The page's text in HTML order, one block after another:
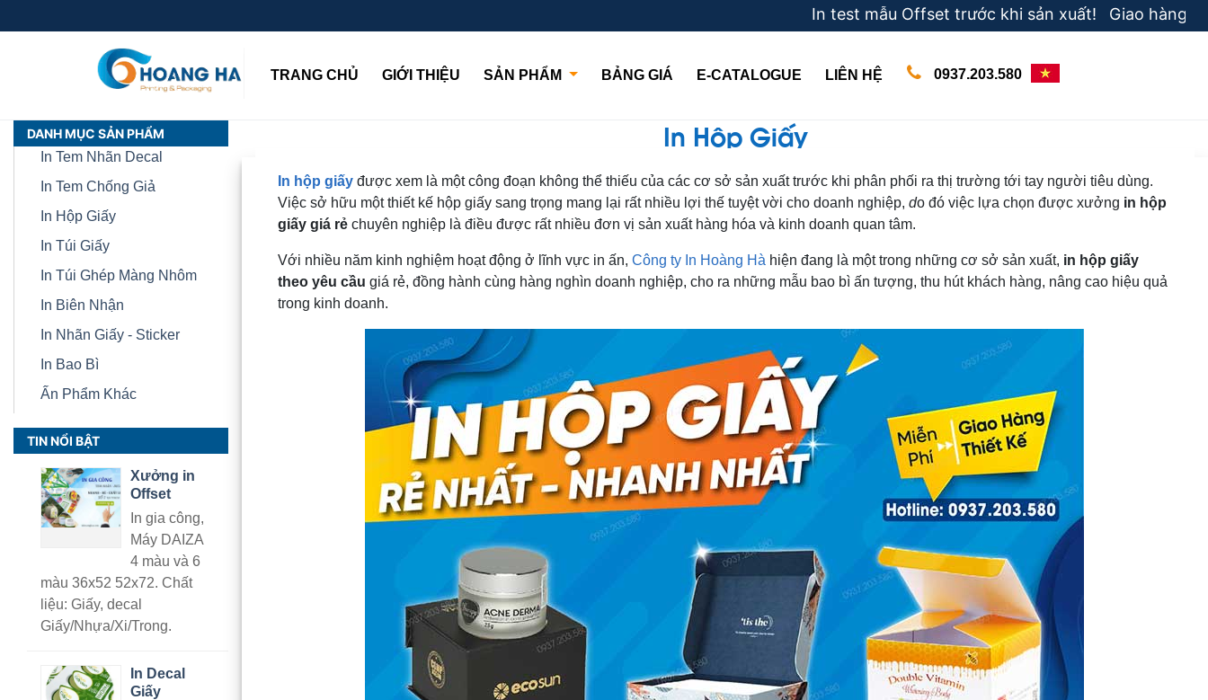
In test mẫu Offset trước khi sản xuất! Giao hàng gấp theo
TRANG CHỦ(CURRENT)
GIỚI THIỆU SẢN PHẨM BẢNG GIÁ E-CATALOGUE LIÊN HỆ 0937.203.580
DANH MỤC SẢN PHẨM
In Tem Nhãn Decal
In Tem Chống Giả
In Hộp Giấy
In Túi Giấy
In Túi Ghép Màng Nhôm
In Biên Nhận
In Nhãn Giấy - Sticker
In Bao Bì
Ấn Phẩm Khác
TIN NỔI BẬT
Xưởng in
Offset
In gia công,
Máy DAIZA
4 màu và 6
màu 36x52 52x72. Chất
liệu: Giấy, decal
Giấy/Nhựa/Xi/Trong.
In Decal
Giấy
In Hộp Giấy
In hộp giấyđược xem là một công đoạn không thể thiếu của các cơ sở sản xuất trước khi phân phối ra thị trường tới tay người tiêu dùng.
Việc sở hữu một thiết kế hộp giấy sang trọng mang lại rất nhiều lợi thế tuyệt vời cho doanh nghiệp, do đó việc lựa chọn được xưởng in hộp
giấy giá rẻchuyên nghiệp là điều được rất nhiều đơn vị sản xuất hàng hóa và kinh doanh quan tâm.
Với nhiều năm kinh nghiệm hoạt động ở lĩnh vực in ấn, Công ty In Hoàng Hà hiện đang là một trong những cơ sở sản xuất, in hộp giấy
theo yêu cầu giá rẻ, đồng hành cùng hàng nghìn doanh nghiệp, cho ra những mẫu bao bì ấn tượng, thu hút khách hàng, nâng cao hiệu quả
trong kinh doanh.